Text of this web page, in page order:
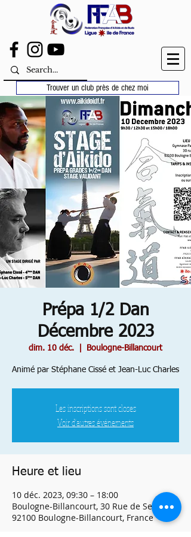
Trouver un club près de chez moi
Prépa 1/2 Dan
Décembre 2023
dim. 10 déc. Boulogne-Billancourt
Animé par Stéphane Cissé et Jean-Luc Charles
Les inscriptions sont closes
Voir d'autres événements
Heure et lieu
10 déc. 2023, 09:30 – 18:00
Boulogne-Billancourt, 30 Rue de Seine,
92100 Boulogne-Billancourt, France